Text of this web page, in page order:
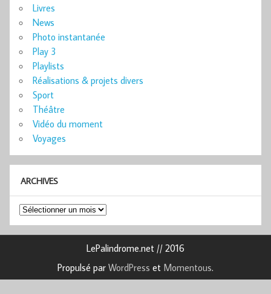
Livres
News
Photo instantanée
Play 3
Playlists
Réalisations & projets divers
Sport
Théâtre
Vidéo du moment
Voyages
ARCHIVES
Archives
LePalindrome.net // 2016
Propulsé par WordPress et Momentous.